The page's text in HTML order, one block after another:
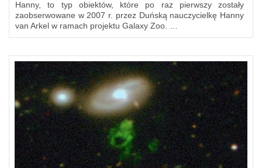
Hanny, to typ obiektów, które po raz pierwszy zostały
zaobserwowane w 2007 r. przez Duńską nauczycielkę Hanny
van Arkel w ramach projektu Galaxy Zoo. …